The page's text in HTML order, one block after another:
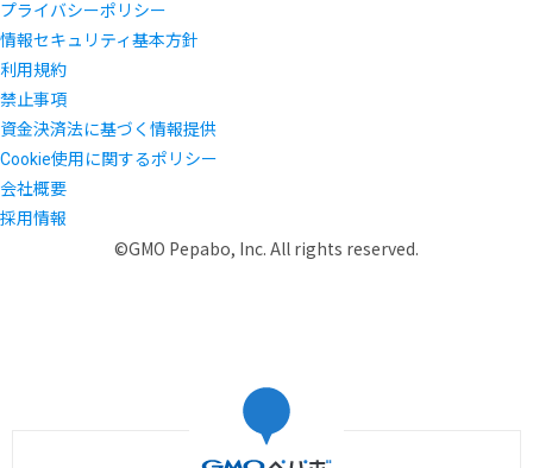
プライバシーポリシー
情報セキュリティ基本方針
利用規約
禁止事項
資金決済法に基づく情報提供
Cookie使用に関するポリシー
会社概要
採用情報
©GMO Pepabo, Inc. All rights reserved.